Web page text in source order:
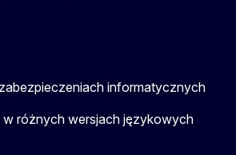
informatycznych
w różnych wersjach językowych